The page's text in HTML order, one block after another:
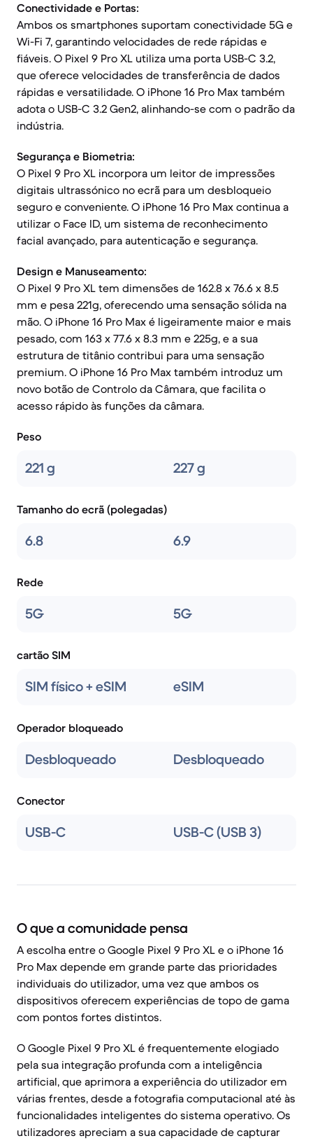
Conectividade e Portas:
Ambos os smartphones suportam conectividade 5G e
Wi-Fi 7, garantindo velocidades de rede rápidas e
fiáveis. O Pixel 9 Pro XL utiliza uma porta USB-C 3.2,
que oferece velocidades de transferência de dados
rápidas e versatilidade. O iPhone 16 Pro Max também
adota o USB-C 3.2 Gen2, alinhando-se com o padrão da
indústria.
Segurança e Biometria:
O Pixel 9 Pro XL incorpora um leitor de impressões
digitais ultrassónico no ecrã para um desbloqueio
seguro e conveniente. O iPhone 16 Pro Max continua a
utilizar o Face ID, um sistema de reconhecimento
facial avançado, para autenticação e segurança.
Design e Manuseamento:
O Pixel 9 Pro XL tem dimensões de 162.8 x 76.6 x 8.5
mm e pesa 221g, oferecendo uma sensação sólida na
mão. O iPhone 16 Pro Max é ligeiramente maior e mais
pesado, com 163 x 77.6 x 8.3 mm e 225g, e a sua
estrutura de titânio contribui para uma sensação
premium. O iPhone 16 Pro Max também introduz um
novo botão de Controlo da Câmara, que facilita o
acesso rápido às funções da câmara.
Peso
221 g 227 g
Tamanho do ecrã (polegadas)
6.8 6.9
Rede
5G 5G
cartão SIM
SIM físico + eSIM eSIM
Operador bloqueado
Desbloqueado Desbloqueado
Conector
USB-C USB-C (USB 3)
O que a comunidade pensa
A escolha entre o Google Pixel 9 Pro XL e o iPhone 16
Pro Max depende em grande parte das prioridades
individuais do utilizador, uma vez que ambos os
dispositivos oferecem experiências de topo de gama
com pontos fortes distintos.
O Google Pixel 9 Pro XL é frequentemente elogiado
pela sua integração profunda com a inteligência
artificial, que aprimora a experiência do utilizador em
várias frentes, desde a fotografia computacional até às
funcionalidades inteligentes do sistema operativo. Os
utilizadores apreciam a sua capacidade de capturar